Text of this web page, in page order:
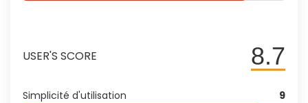
8.7
USER'S SCORE
Simplicité d'utilisation 9